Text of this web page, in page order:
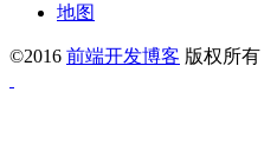
地图
©2016 前端开发博客 版权所有